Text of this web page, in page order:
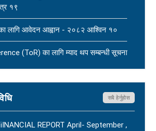
सद्भाव र शान्ति कायम राख्न नेपाल
आग्रह - २०८३ साउन १५
New
१९
लागि आवेदन आह्वान - २०८२ आश्विन १०
(ToR) का लागि म्याद थप सम्बन्धी सूचना
सबै हेर्नुहोस
REPORT April- September ,